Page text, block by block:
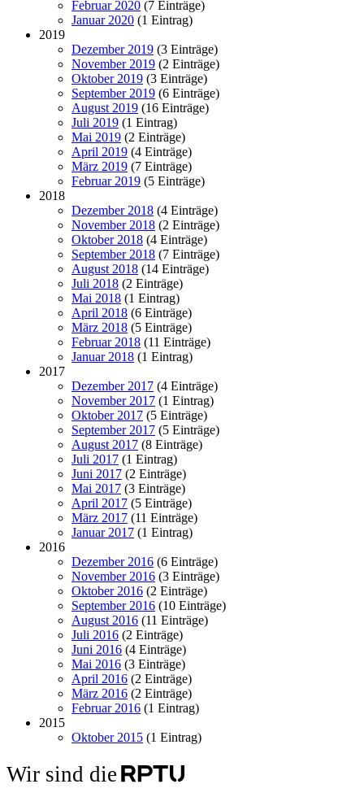
Februar 2020 (7 Einträge)
Januar 2020 (1 Eintrag)
2019
Dezember 2019 (3 Einträge)
November 2019 (2 Einträge)
Oktober 2019 (3 Einträge)
September 2019 (6 Einträge)
August 2019 (16 Einträge)
Juli 2019 (1 Eintrag)
Mai 2019 (2 Einträge)
April 2019 (4 Einträge)
März 2019 (7 Einträge)
Februar 2019 (5 Einträge)
2018
Dezember 2018 (4 Einträge)
November 2018 (2 Einträge)
Oktober 2018 (4 Einträge)
September 2018 (7 Einträge)
August 2018 (14 Einträge)
Juli 2018 (2 Einträge)
Mai 2018 (1 Eintrag)
April 2018 (6 Einträge)
März 2018 (5 Einträge)
Februar 2018 (11 Einträge)
Januar 2018 (1 Eintrag)
2017
Dezember 2017 (4 Einträge)
November 2017 (1 Eintrag)
Oktober 2017 (5 Einträge)
September 2017 (5 Einträge)
August 2017 (8 Einträge)
Juli 2017 (1 Eintrag)
Juni 2017 (2 Einträge)
Mai 2017 (3 Einträge)
April 2017 (5 Einträge)
März 2017 (11 Einträge)
Januar 2017 (1 Eintrag)
2016
Dezember 2016 (6 Einträge)
November 2016 (3 Einträge)
Oktober 2016 (2 Einträge)
September 2016 (10 Einträge)
August 2016 (11 Einträge)
Juli 2016 (2 Einträge)
Juni 2016 (4 Einträge)
Mai 2016 (3 Einträge)
April 2016 (2 Einträge)
März 2016 (2 Einträge)
Februar 2016 (1 Eintrag)
2015
Oktober 2015 (1 Eintrag)
Wir sind die